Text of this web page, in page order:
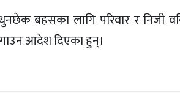
बहसका लागि परिवार र निजी
आदेश दिएका हुन्।